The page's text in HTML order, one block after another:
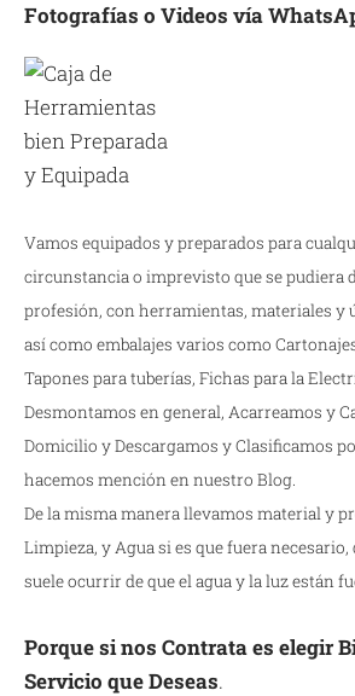
Fotografías o Videos vía
Vamos equipados y preparados para
circunstancia o imprevisto que se pudiera
profesión, con herramientas, materiales y
así como embalajes varios como
Tapones para tuberías, Fichas para la
Desmontamos en general, Acarreamos y
Domicilio y Descargamos y Clasificamos
hacemos mención en nuestro Blog.
De la misma manera llevamos material y
Limpieza, y Agua si es que fuera
suele ocurrir de que el agua y la luz están
Porque si nos Contrata es elegir
Servicio que Deseas.